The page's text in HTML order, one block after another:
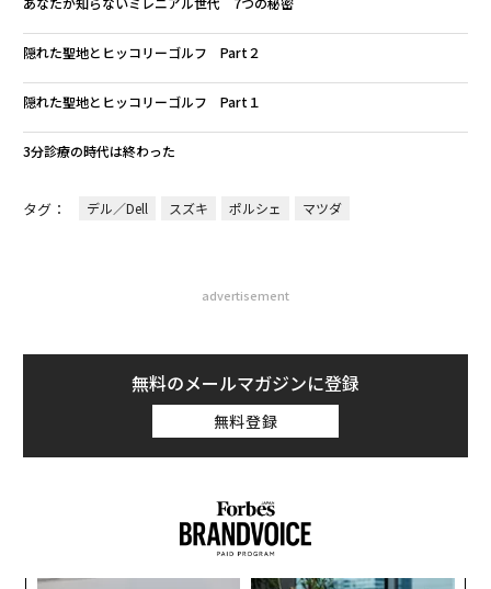
隠れた聖地とヒッコリーゴルフ Part２
隠れた聖地とヒッコリーゴルフ Part１
3分診療の時代は終わった
タグ： デル／Dell スズキ ポルシェ マツダ
advertisement
無料のメールマガジンに登録
無料登録